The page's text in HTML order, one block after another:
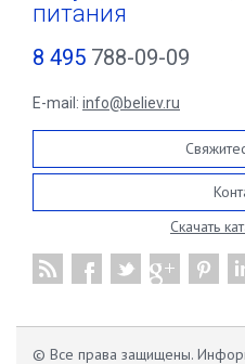
питания
8 495 788-09-09
E-mail: info@believ.ru
Скачать
© Все права защищены.